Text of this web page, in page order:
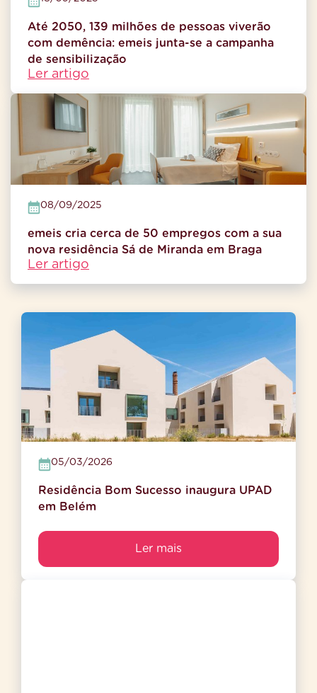
Até 2050, 139 milhões de pessoas viverão
com demência: emeis junta-se a campanha
de sensibilização
Ler artigo
08/09/2025
emeis cria cerca de 50 empregos com a sua
nova residência Sá de Miranda em Braga
Ler artigo
05/03/2026
Residência Bom Sucesso inaugura UPAD
em Belém
Ler mais